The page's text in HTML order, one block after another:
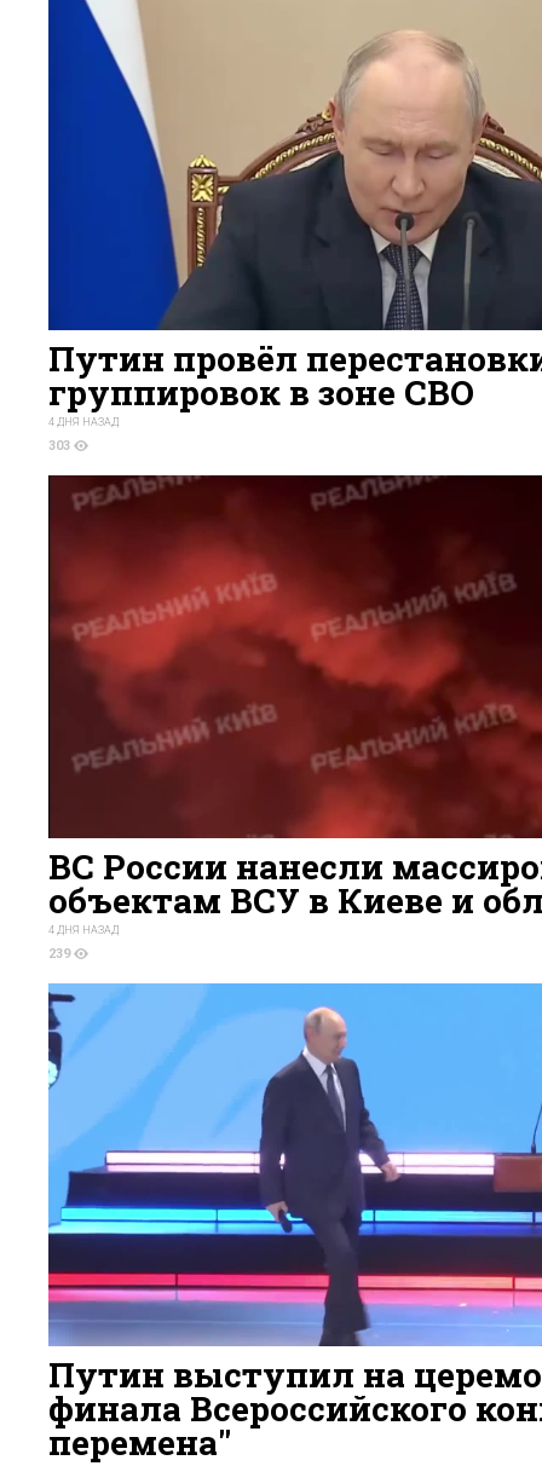
Путин провёл
группировок в зоне СВО
4 ДНЯ НАЗАД
303
ВС России нанесли
объектам ВСУ в Киеве и
4 ДНЯ НАЗАД
239
Путин выступил на
финала Всероссийского
перемена"